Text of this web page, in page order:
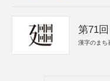
第71
漢字のまち